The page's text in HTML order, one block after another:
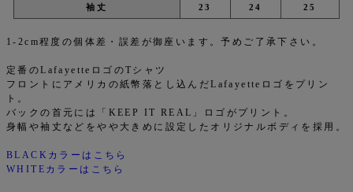
袖丈 23 24 25
1-2cm程度の個体差・誤差が御座います。予めご了承下さい。
定番のLafayetteロゴのTシャツ
フロントにアメリカの紙幣落とし込んだLafayetteロゴをプリン
ト。
バックの首元には「KEEP IT REAL」ロゴがプリント。
身幅や袖丈などをやや大きめに設定したオリジナルボディを採用。
BLACKカラーはこちら
WHITEカラーはこちら